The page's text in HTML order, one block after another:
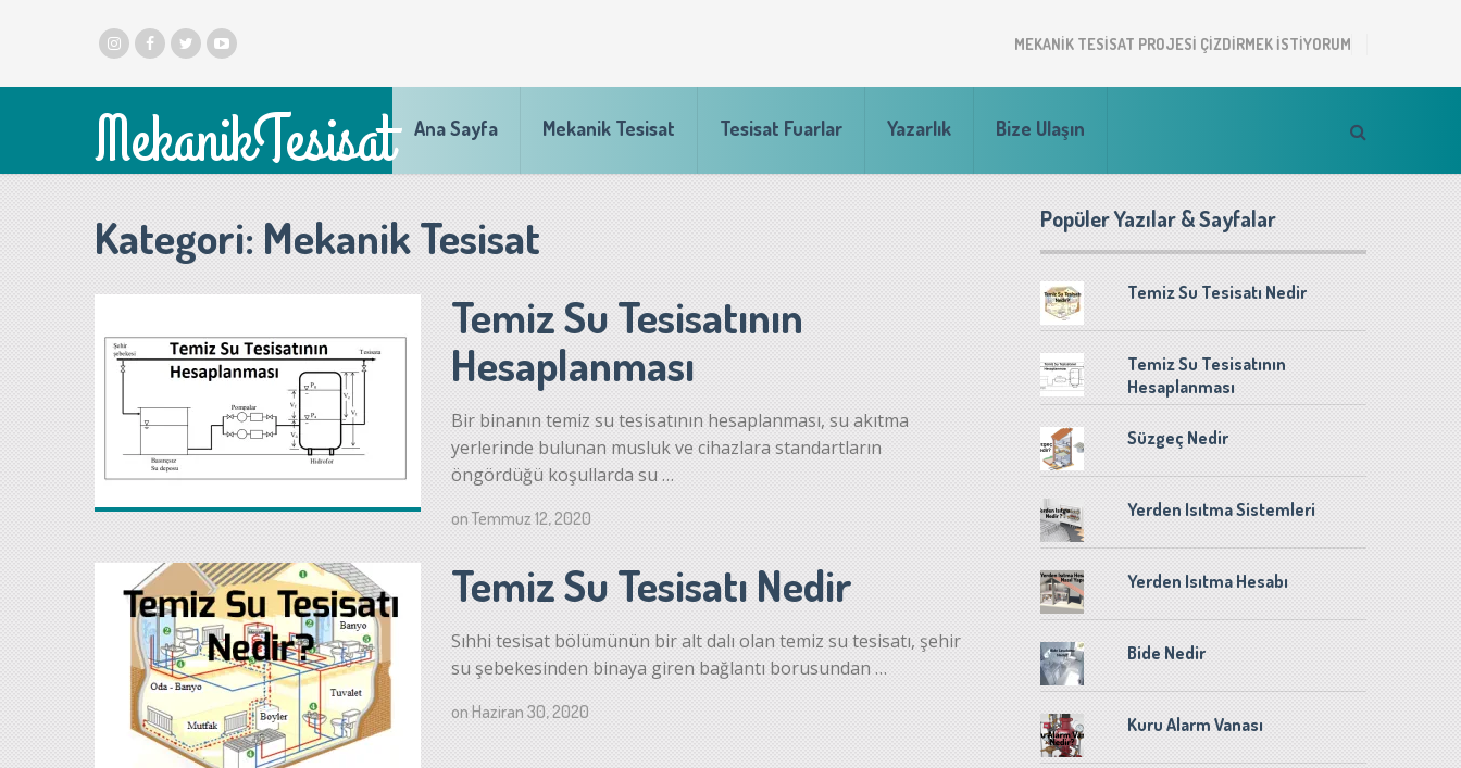
MEKANIK TESISAT PROJESI ÇIZDIRMEK ISTIYORUM
MekanikTesisat Ana Sayfa Mekanik Tesisat Tesisat Fuarlar Yazarlık Bize Ulaşın
Kategori: Mekanik Tesisat
Temiz Su Tesisatının
Hesaplanması
Bir binanın temiz su tesisatının hesaplanması, su akıtma
yerlerinde bulunan musluk ve cihazlara standartların
öngördüğü koşullarda su …
onTemmuz 12, 2020
Temiz Su Tesisatı Nedir
Sıhhi tesisat bölümünün bir alt dalı olan temiz su tesisatı, şehir
su şebekesinden binaya giren bağlantı borusundan …
on Haziran 30, 2020
Popüler Yazılar & Sayfalar
Temiz Su Tesisatı Nedir
Temiz Su Tesisatının
Hesaplanması
Süzgeç Nedir
Yerden Isıtma Sistemleri
Yerden Isıtma Hesabı
Bide Nedir
Kuru Alarm Vanası